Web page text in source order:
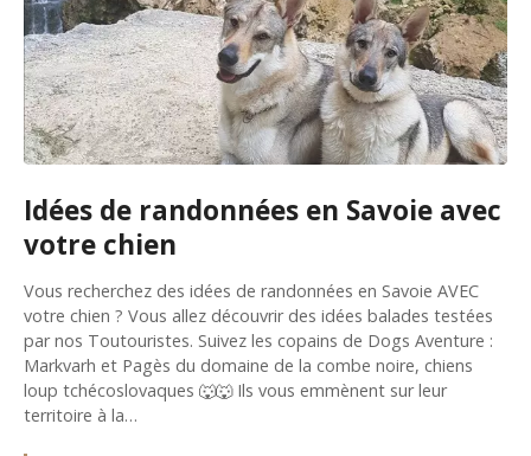
Idées de randonnées en Savoie avec
votre chien
Vous recherchez des idées de randonnées en Savoie AVEC
votre chien ? Vous allez découvrir des idées balades testées
par nos Toutouristes. Suivez les copains de Dogs Aventure :
Markvarh et Pagès du domaine de la combe noire, chiens
loup tchécoslovaques 🐺🐺 Ils vous emmènent sur leur
territoire à la…